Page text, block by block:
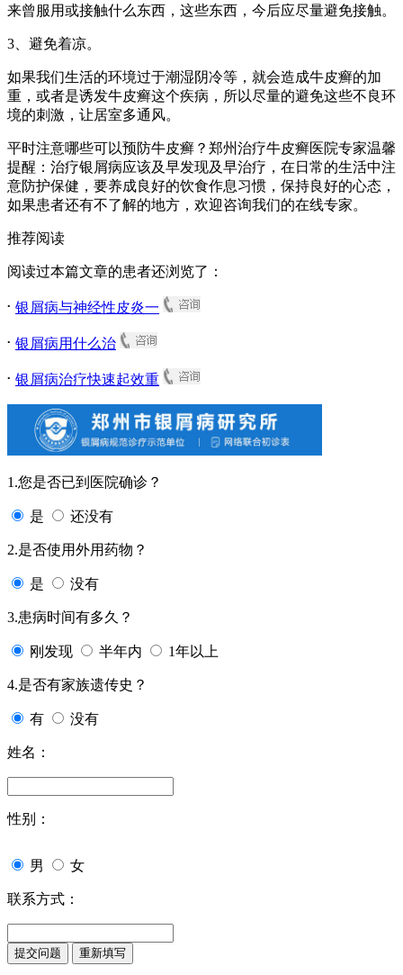
来曾服用或接触什么东西，这些东西，今后应尽量避免接触。
3、避免着凉。
如果我们生活的环境过于潮湿阴冷等，就会造成牛皮癣的加
重，或者是诱发牛皮癣这个疾病，所以尽量的避免这些不良环
境的刺激，让居室多通风。
平时注意哪些可以预防牛皮癣？郑州治疗牛皮癣医院专家温馨
提醒：治疗银屑病应该及早发现及早治疗，在日常的生活中注
意防护保健，要养成良好的饮食作息习惯，保持良好的心态，
如果患者还有不了解的地方，欢迎咨询我们的在线专家。
推荐阅读
阅读过本篇文章的患者还浏览了：
. 银屑病与神经性皮炎一
. 银屑病用什么治
. 银屑病治疗快速起效重
1.您是否已到医院确诊？
是 还没有
2.是否使用外用药物？
是 没有
3.患病时间有多久？
刚发现 半年内 1年以上
4.是否有家族遗传史？
有 没有
姓名：
性别：
男 女
联系方式：